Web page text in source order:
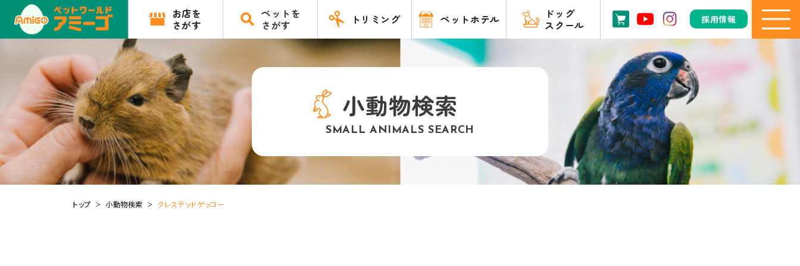
お店を
さがす
ペットを
さがす
トリミング ペットホテル
ドッグ
スクール
採用情報
小動物検索
SMALL ANIMALS SEARCH
トップ 小動物検索 クレステッドゲッコー